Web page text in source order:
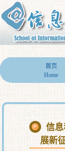
首页
Home
信
展新